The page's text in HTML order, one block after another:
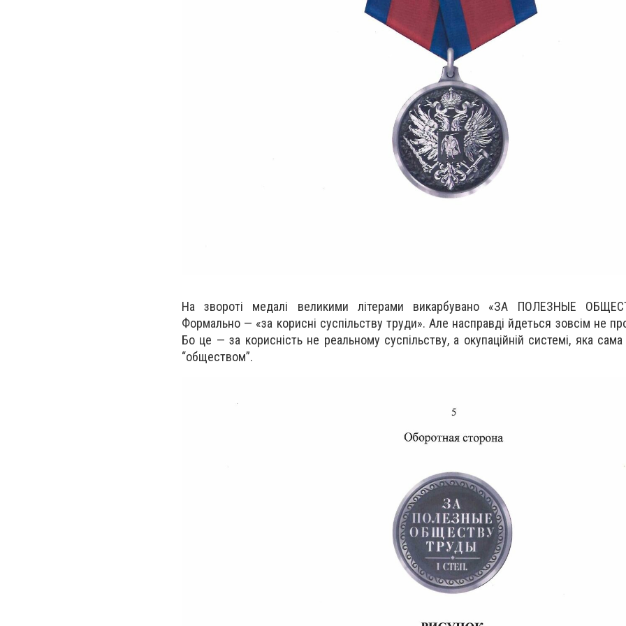
На звороті медалі великими літерами викарбувано «ЗА ПОЛЕЗНЫЕ
Формально — «за корисні суспільству труди». Але насправді йдеться зовсім не
Бо це — за корисність не реальному суспільству, а окупаційній системі, яка
“обществом”.